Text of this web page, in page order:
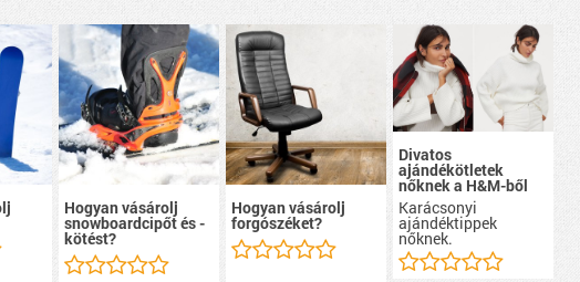
Hogyan vásárolj
snowboardcipőt és -
kötést?
Hogyan vásárolj
forgószéket?
Divatos
ajándékötletek
nőknek a H&M-ből
Karácsonyi
ajándéktippek
nőknek.